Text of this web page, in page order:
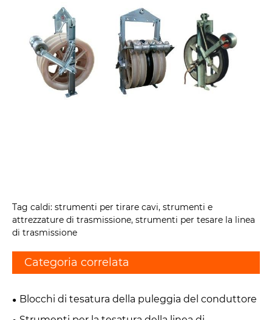
Tag caldi: strumenti per tirare cavi, strumenti e
attrezzature di trasmissione, strumenti per tesare la linea
di trasmissione
Categoria correlata
Blocchi di tesatura della puleggia del conduttore